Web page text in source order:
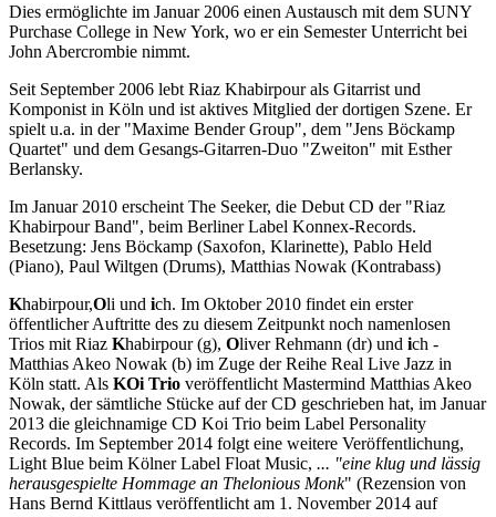
Dies ermöglichte im Januar 2006 einen Austausch mit dem SUNY
Purchase College in New York, wo er ein Semester Unterricht bei
John Abercrombie nimmt.
Seit September 2006 lebt Riaz Khabirpour als Gitarrist und
Komponist in Köln und ist aktives Mitglied der dortigen Szene. Er
spielt u.a. in der "Maxime Bender Group", dem "Jens Böckamp
Quartet" und dem Gesangs-Gitarren-Duo "Zweiton" mit Esther
Berlansky.
Im Januar 2010 erscheint The Seeker, die Debut CD der "Riaz
Khabirpour Band", beim Berliner Label Konnex-Records.
Besetzung: Jens Böckamp (Saxofon, Klarinette), Pablo Held
(Piano), Paul Wiltgen (Drums), Matthias Nowak (Kontrabass)
Khabirpour,Oli und ich. Im Oktober 2010 findet ein erster
öffentlicher Auftritte des zu diesem Zeitpunkt noch namenlosen
Trios mit Riaz Khabirpour (g), Oliver Rehmann (dr) und ich -
Matthias Akeo Nowak (b) im Zuge der Reihe Real Live Jazz in
Köln statt. Als KOi Trio veröffentlicht Mastermind Matthias Akeo
Nowak, der sämtliche Stücke auf der CD geschrieben hat, im Januar
2013 die gleichnamige CD Koi Trio beim Label Personality
Records. Im September 2014 folgt eine weitere Veröffentlichung,
Light Blue beim Kölner Label Float Music, ... "eine klug und lässig
herausgespielte Hommage an Thelonious Monk" (Rezension von
Hans Bernd Kittlaus veröffentlicht am 1. November 2014 auf